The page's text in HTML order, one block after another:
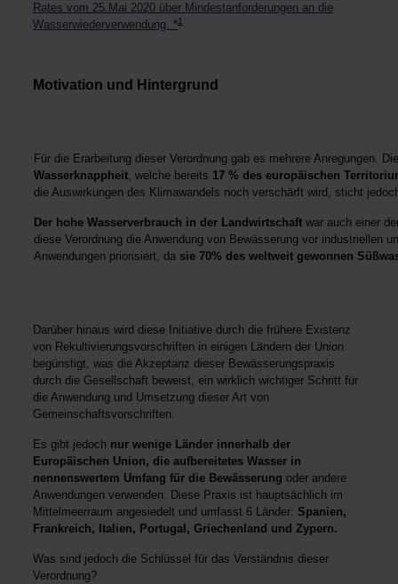
Rates vom 25.Mai 2020 über Mindestanforderungen an die
Wasserwiederverwendung. *1
Motivation und Hintergrund
Für die Erarbeitung dieser Verordnung gab es mehrere Anregungen.
Wasserknappheit, welche bereits 17 % des europäischen
die Auswirkungen des Klimawandels noch verschärft wird, sticht
Der hohe Wasserverbrauch in der Landwirtschaftwar auch einer
diese Verordnung die Anwendung von Bewässerung vor industriellen
Anwendungen priorisiert, da sie 70% des weltweit gewonnen
Darüber hinaus wird diese Initiative durch die frühere Existenz
von Rekultivierungsvorschriften in einigen Ländern der Union
begünstigt, was die Akzeptanz dieser Bewässerungspraxis
durch die Gesellschaft beweist, ein wirklich wichtiger Schritt für
die Anwendung und Umsetzung dieser Art von
Gemeinschaftsvorschriften.
Es gibt jedoch nur wenige Länder innerhalb der
Europäischen Union, die aufbereitetes Wasser in
nennenswertem Umfang für die Bewässerung oder andere
Anwendungen verwenden. Diese Praxis ist hauptsächlich im
Mittelmeerraum angesiedelt und umfasst 6 Länder: Spanien,
Frankreich, Italien, Portugal, Griechenland und Zypern.
Was sind jedoch die Schlüssel für das Verständnis dieser
Verordnung?